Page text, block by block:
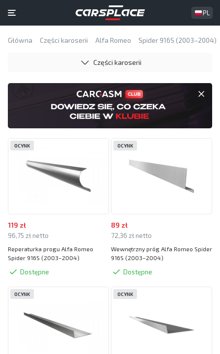
PL
Główna Części karoserii Alfa Romeo Spider 916S (2003–2004)
Części karoserii
119 zł
96,75 zł netto
Reperaturka progu Alfa Romeo
Spider 916S (2003–2004)
Dostępne
OCYNK
89 zł
72,36 zł netto
Wewnętrzny próg Alfa Romeo Spider
916S (2003–2004)
Dostępne
OCYNK
OCYNK OCYNK